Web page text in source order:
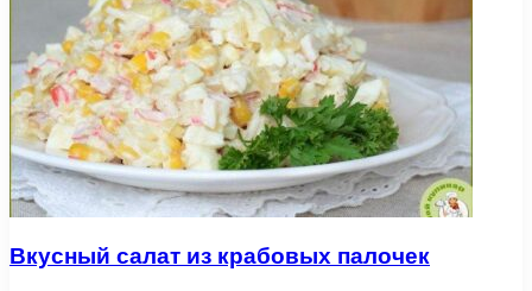
Вкусный салат из крабовых палочек